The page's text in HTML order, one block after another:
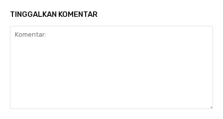
TINGGALKAN KOMENTAR